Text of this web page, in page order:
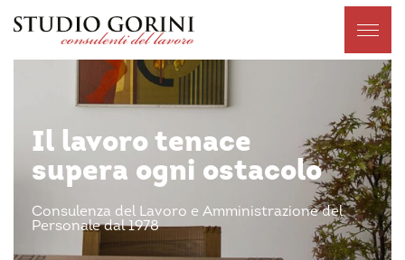
Il lavoro tenace
supera ogni ostacolo
Consulenza del Lavoro e Amministrazione del
Personale dal 1978